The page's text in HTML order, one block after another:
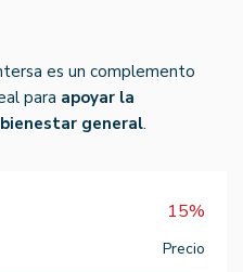
es un complemento
para apoyar la
general.
15%
Precio